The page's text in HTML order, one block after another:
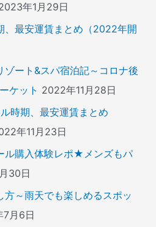
年1月29日
、最安運賃まとめ（2022年開
ゾート&スパ宿泊記～コロナ後
ケット 2022年11月28日
時期、最安運賃まとめ
年11月23日
ル購入体験レポ★メンズもパ
30日
～雨天でも楽しめるスポッ
月6日